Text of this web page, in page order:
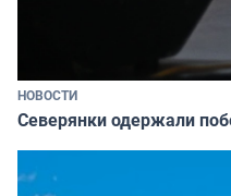
НОВОСТИ
Северянки одержали